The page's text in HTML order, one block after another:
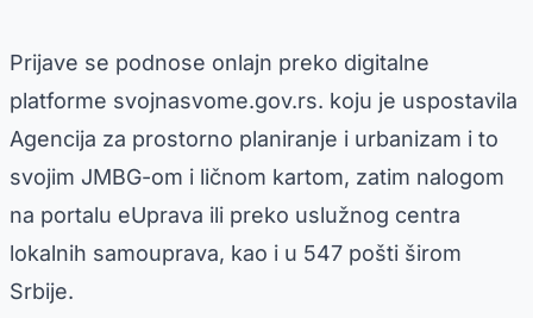
Prijave se podnose onlajn preko digitalne
platforme svojnasvome.gov.rs. koju je uspostavila
Agencija za prostorno planiranje i urbanizam i to
svojim JMBG-om i ličnom kartom, zatim nalogom
na portalu eUprava ili preko uslužnog centra
lokalnih samouprava, kao i u 547 pošti širom
Srbije.